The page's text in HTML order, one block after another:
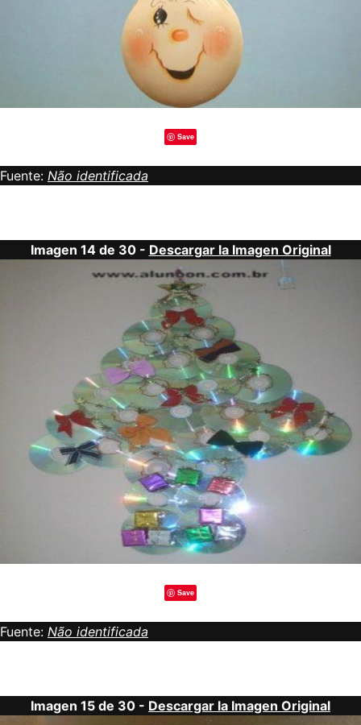
Save
Fuente: Não identificada
Imagen 14 de 30 - Descargar la Imagen Original
Save
Fuente: Não identificada
Imagen 15 de 30 - Descargar la Imagen Original